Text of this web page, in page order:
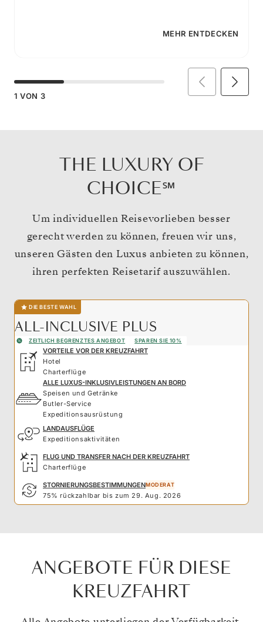
MEHR ENTDECKEN
1 VON 3
THE LUXURY OF
CHOICE℠
Um individuellen Reisevorlieben besser
gerecht werden zu können, freuen wir uns,
unseren Gästen den Luxus anbieten zu können,
ihren perfekten Reisetarif auszuwählen.
DIE BESTE WAHL
ALL-INCLUSIVE PLUS
ZEITLICH BEGRENZTES ANGEBOT SPAREN SIE 10%
VORTEILE VOR DER KREUZFAHRT
Hotel
Charterflüge
ALLE LUXUS-INKLUSIVLEISTUNGEN AN BORD
Speisen und Getränke
Butler-Service
Expeditionsausrüstung
LANDAUSFLÜGE
Expeditionsaktivitäten
FLUG UND TRANSFER NACH DER KREUZFAHRT
Charterflüge
STORNIERUNGSBESTIMMUNGENMODERAT
75% rückzahlbar bis zum 29. Aug. 2026
ANGEBOTE FÜR DIESE
KREUZFAHRT